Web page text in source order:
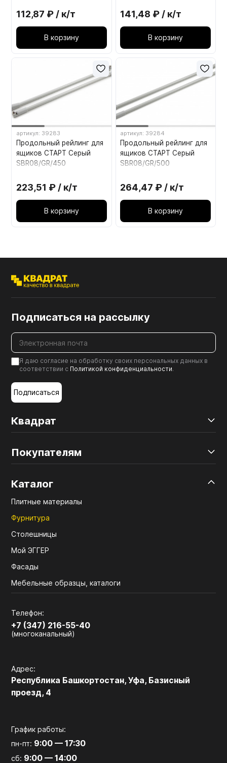
112,87 ₽ / к/т
В корзину
141,48 ₽ / к/т
В корзину
артикул: 39283
Продольный рейлинг для
ящиков СТАРТ Серый
SBR08/GR/450
223,51 ₽ / к/т
В корзину
артикул: 39284
Продольный рейлинг для
ящиков СТАРТ Серый
SBR08/GR/500
264,47 ₽ / к/т
В корзину
Квадрат
Покупателям
Каталог
Плитные материалы
Фурнитура
Столешницы
Мой ЭГГЕР
Фасады
Мебельные образцы, каталоги
Телефон:
+7 (347) 216-55-40
(многоканальный)
Адрес:
Республика Башкортостан, Уфа, Базисный
проезд, 4
График работы:
пн-пт: 9:00 — 17:30
сб: 9:00 — 14:00
Подписаться на рассылку
Я даю согласие на обработку своих персональных данных в
соответствии с Политикой конфиденциальности.
Подписаться